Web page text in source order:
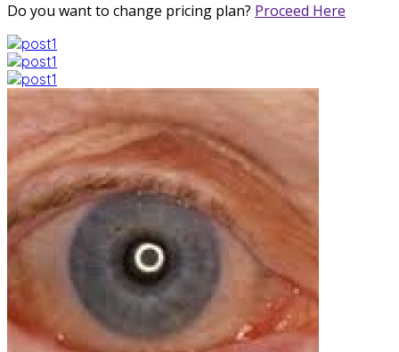
Do you want to change pricing plan? Proceed Here